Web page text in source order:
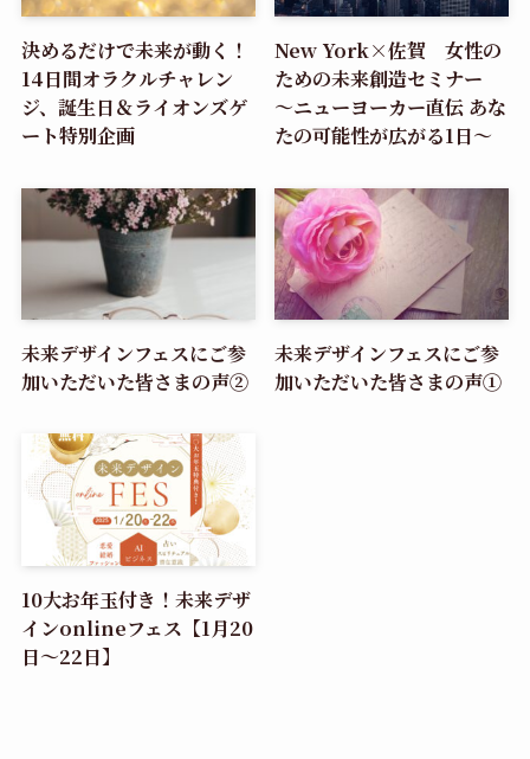
決めるだけで未来が動く！
14日間オラクルチャレン
ジ、誕生日＆ライオンズゲ
ート特別企画
New York×佐賀 女性の
ための未来創造セミナー
～ニューヨーカー直伝 あな
たの可能性が広がる1日～
未来デザインフェスにご参
加いただいた皆さまの声②
未来デザインフェスにご参
加いただいた皆さまの声①
10大お年玉付き！未来デザ
インonlineフェス【1月20
日～22日】